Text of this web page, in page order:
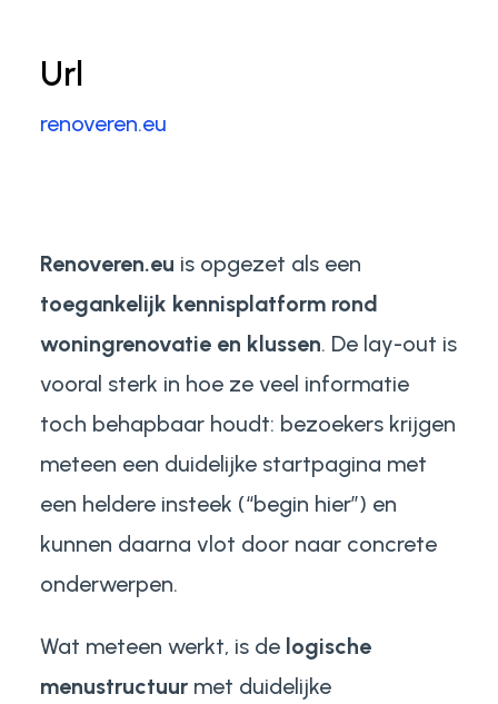
Url
renoveren.eu
Renoveren.eu is opgezet als een
toegankelijk kennisplatform rond
woningrenovatie en klussen. De lay-out is
vooral sterk in hoe ze veel informatie
toch behapbaar houdt: bezoekers krijgen
meteen een duidelijke startpagina met
een heldere insteek (“begin hier”) en
kunnen daarna vlot door naar concrete
onderwerpen.
Wat meteen werkt, is de logische
menustructuurmet duidelijke